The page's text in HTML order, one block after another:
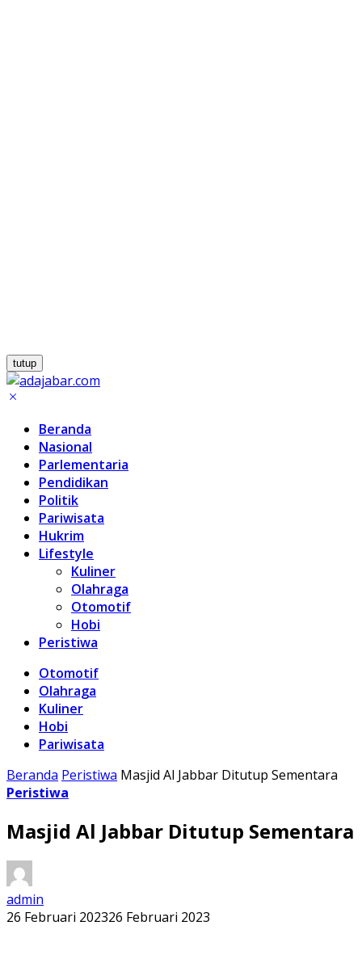
tutup
Beranda
Nasional
Parlementaria
Pendidikan
Politik
Pariwisata
Hukrim
Lifestyle
Kuliner
Olahraga
Otomotif
Hobi
Peristiwa
Otomotif
Olahraga
Kuliner
Hobi
Pariwisata
Beranda Peristiwa Masjid Al Jabbar Ditutup Sementara
Peristiwa
Masjid Al Jabbar Ditutup Sementara
admin
26 Februari 202326 Februari 2023